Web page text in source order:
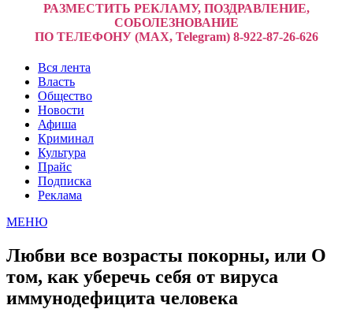
РАЗМЕСТИТЬ РЕКЛАМУ, ПОЗДРАВЛЕНИЕ,
СОБОЛЕЗНОВАНИЕ
ПО ТЕЛЕФОНУ (MAX, Telegram) 8-922-87-26-626
Вся лента
Власть
Общество
Новости
Афиша
Криминал
Культура
Прайс
Подписка
Реклама
МЕНЮ
Любви все возрасты покорны, или О
том, как уберечь себя от вируса
иммунодефицита человека